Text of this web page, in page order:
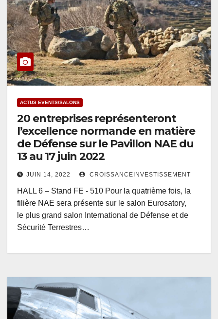
ACTUS EVENTS/SALONS
20 entreprises représenteront
l’excellence normande en matière
de Défense sur le Pavillon NAE du
13 au 17 juin 2022
JUIN 14, 2022 CROISSANCEINVESTISSEMENT
HALL 6 – Stand FE - 510 Pour la quatrième fois, la
filière NAE sera présente sur le salon Eurosatory,
le plus grand salon International de Défense et de
Sécurité Terrestres…